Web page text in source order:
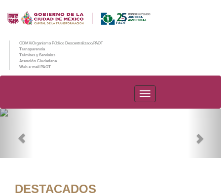
CDMX/Organismo Público Descentralizado/PAOT
Transparencia
Trámites y Servicios
Atención Ciudadana
Web e-mail PAOT
PAOT
DESTACADOS